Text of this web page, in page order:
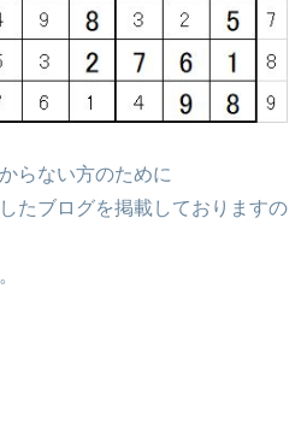
らない方のために
たブログを掲載しておりますの